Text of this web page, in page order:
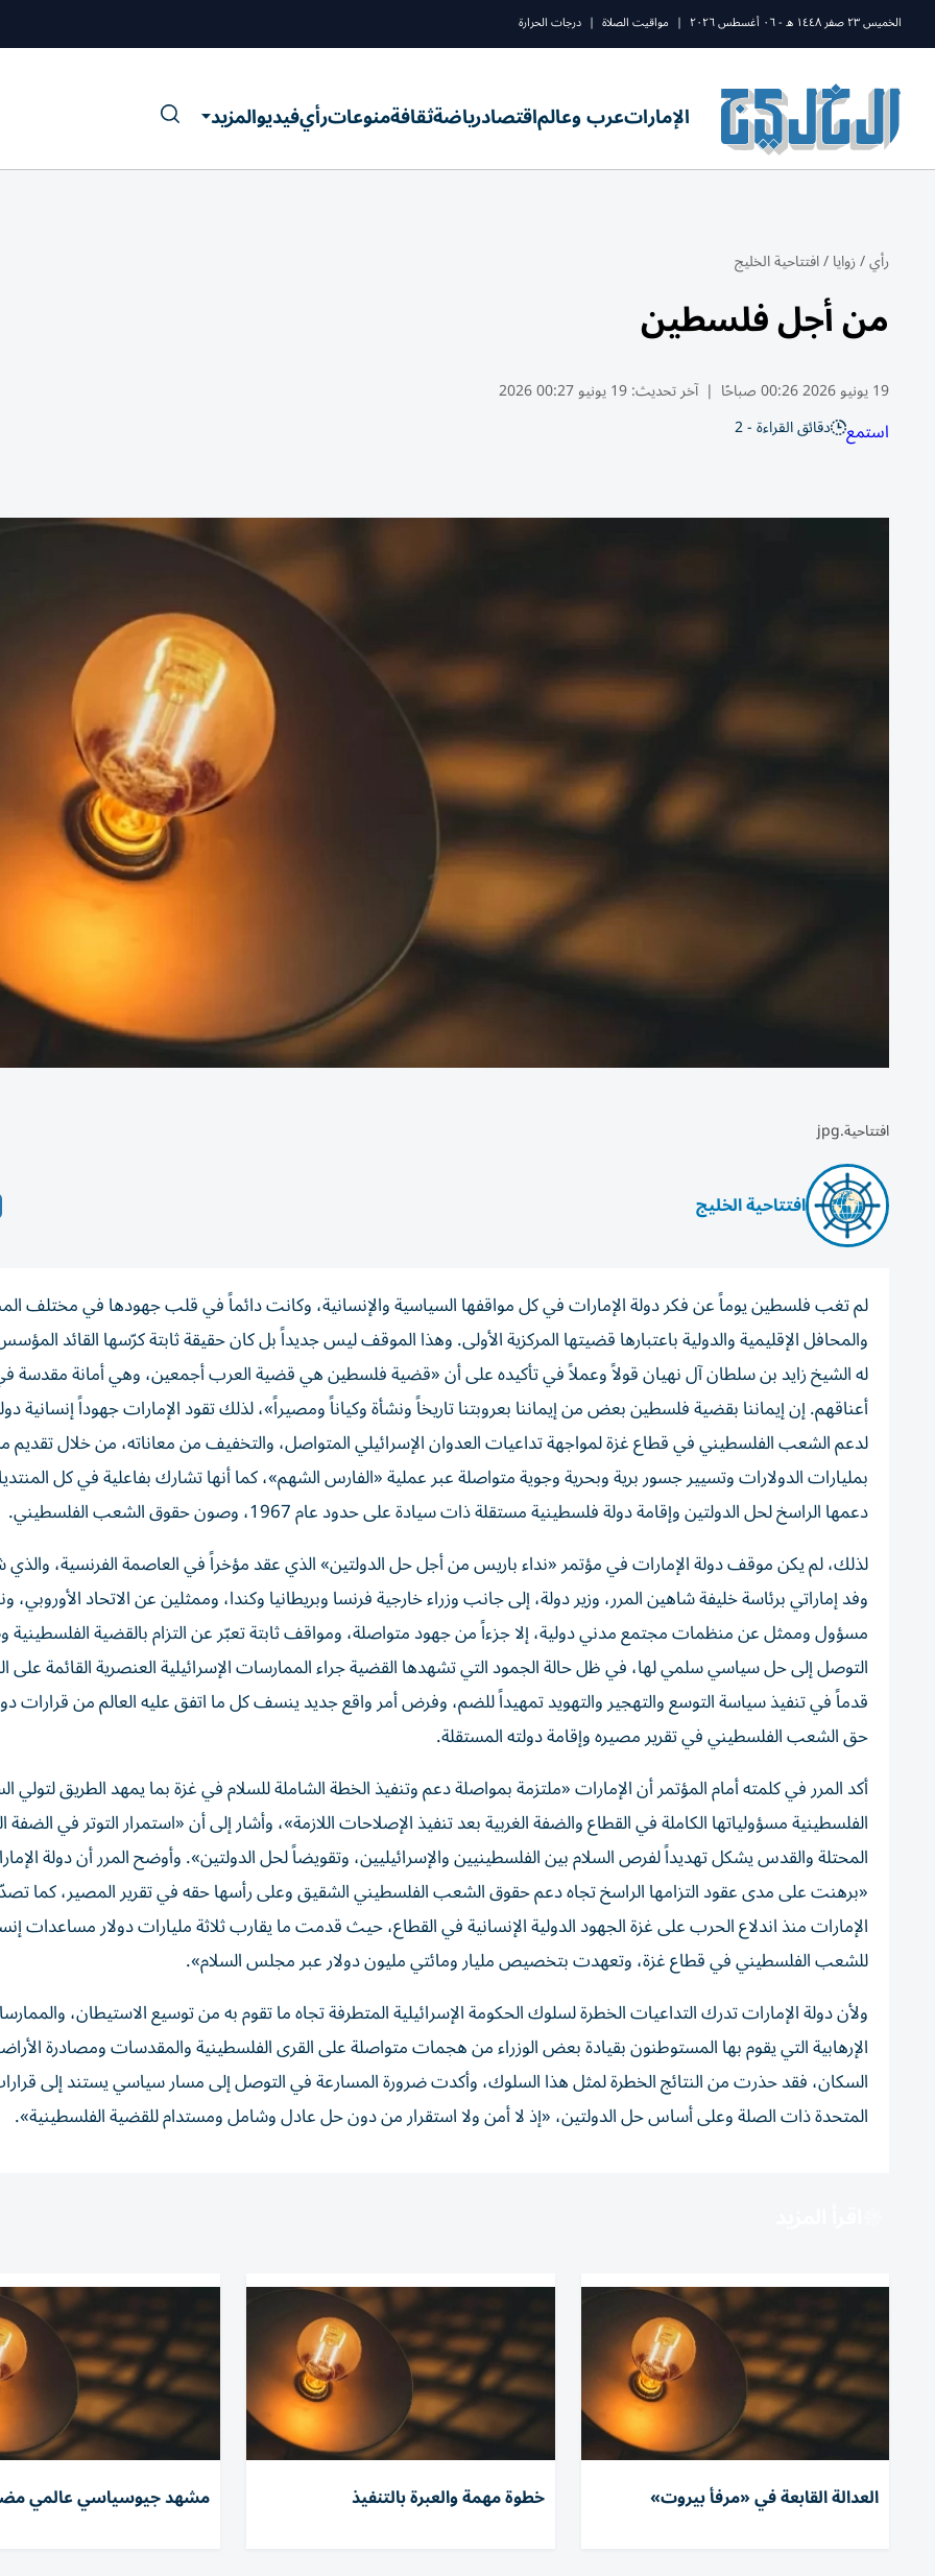
الخميس ٢٣ صفر ١٤٤٨ ه - ٠٦ أغسطس ٢٠٢٦ | مواقيت الصلاة | درجات الحرارة
الإماراتعرب وعالماقتصادرياضةثقافةمنوعاترأيفيديوالمزيد
رأي/زوايا/افتتاحية الخليج
من أجل فلسطين
19 يونيو 2026 00:26 صباحًا | آخر تحديث:19 يونيو 00:27 2026
استمع دقائق القراءة - 2
افتتاحية.jpg
افتتاحية الخليج
لم تغب فلسطين يوماً عن فكر دولة الإمارات في كل مواقفها السياسية والإنسانية، وكانت دائماً في قلب جهودها في مختلف
والمحافل الإقليمية والدولية باعتبارها قضيتها المركزية الأولى. وهذا الموقف ليس جديداً بل كان حقيقة ثابتة كرّسها القائد
له الشيخ زايد بن سلطان آل نهيان قولاً وعملاً في تأكيده على أن «قضية فلسطين هي قضية العرب أجمعين، وهي أمانة مقدسة
أعناقهم. إن إيماننا بقضية فلسطين بعض من إيماننا بعروبتنا تاريخاً ونشأة وكياناً ومصيراً»، لذلك تقود الإمارات جهوداً إنسانية
لدعم الشعب الفلسطيني في قطاع غزة لمواجهة تداعيات العدوان الإسرائيلي المتواصل، والتخفيف من معاناته، من خلال
بمليارات الدولارات وتسيير جسور برية وبحرية وجوية متواصلة عبر عملية «الفارس الشهم»، كما أنها تشارك بفاعلية في كل
دعمها الراسخ لحل الدولتين وإقامة دولة فلسطينية مستقلة ذات سيادة على حدود عام 1967، وصون حقوق الشعب الفلسطيني.
لذلك، لم يكن موقف دولة الإمارات في مؤتمر «نداء باريس من أجل حل الدولتين» الذي عقد مؤخراً في العاصمة الفرنسية،
مسؤول وممثل عن منظمات مجتمع مدني دولية، إلا جزءاً من جهود متواصلة، ومواقف ثابتة تعبّر عن التزام بالقضية الفلسطينية
التوصل إلى حل سياسي سلمي لها، في ظل حالة الجمود التي تشهدها القضية جراء الممارسات الإسرائيلية العنصرية القائمة
قدماً في تنفيذ سياسة التوسع والتهجير والتهويد تمهيداً للضم، وفرض أمر واقع جديد ينسف كل ما اتفق عليه العالم من قرارات
حق الشعب الفلسطيني في تقرير مصيره وإقامة دولته المستقلة.
أكد المرر في كلمته أمام المؤتمر أن الإمارات «ملتزمة بمواصلة دعم وتنفيذ الخطة الشاملة للسلام في غزة بما يمهد الطريق لتولي
الفلسطينية مسؤولياتها الكاملة في القطاع والضفة الغربية بعد تنفيذ الإصلاحات اللازمة»، وأشار إلى أن «استمرار التوتر في الضفة
المحتلة والقدس يشكل تهديداً لفرص السلام بين الفلسطينيين والإسرائيليين، وتقويضاً لحل الدولتين». وأوضح المرر أن دولة
«برهنت على مدى عقود التزامها الراسخ تجاه دعم حقوق الشعب الفلسطيني الشقيق وعلى رأسها حقه في تقرير المصير، كما
الإمارات منذ اندلاع الحرب على غزة الجهود الدولية الإنسانية في القطاع، حيث قدمت ما يقارب ثلاثة مليارات دولار مساعدات
للشعب الفلسطيني في قطاع غزة، وتعهدت بتخصيص مليار ومائتي مليون دولار عبر مجلس السلام».
ولأن دولة الإمارات تدرك التداعيات الخطرة لسلوك الحكومة الإسرائيلية المتطرفة تجاه ما تقوم به من توسيع الاستيطان،
الإرهابية التي يقوم بها المستوطنون بقيادة بعض الوزراء من هجمات متواصلة على القرى الفلسطينية والمقدسات ومصادرة
السكان، فقد حذرت من النتائج الخطرة لمثل هذا السلوك، وأكدت ضرورة المسارعة في التوصل إلى مسار سياسي يستند إلى
المتحدة ذات الصلة وعلى أساس حل الدولتين، «إذ لا أمن ولا استقرار من دون حل عادل وشامل ومستدام للقضية الفلسطينية».
العدالة القابعة في «مرفأ بيروت» خطوة مهمة والعبرة بالتنفيذ مشهد جيوسياسي عالمي